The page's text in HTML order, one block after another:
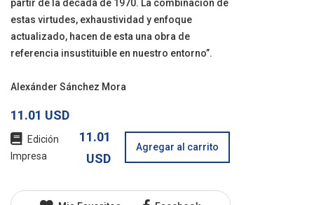
partir de la década de 1970. La combinación de
estas virtudes, exhaustividad y enfoque
actualizado, hacen de esta una obra de
referencia insustituible en nuestro entorno”.
Alexánder Sánchez Mora
11.01 USD
Edición
Impresa
11.01
USD
Agregar al carrito